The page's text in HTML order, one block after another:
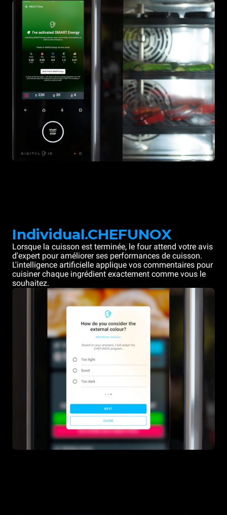
Individual.CHEFUNOX
Lorsque la cuisson est terminée, le four attend votre avis
d'expert pour améliorer ses performances de cuisson.
L'intelligence artificielle applique vos commentaires pour
cuisiner chaque ingrédient exactement comme vous le
souhaitez.